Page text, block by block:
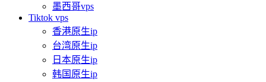
墨西哥vps
Tiktok vps
香港原生ip
台湾原生ip
日本原生ip
韩国原生ip